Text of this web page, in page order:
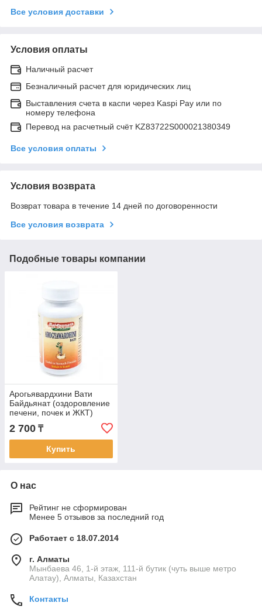
Все условия доставки
Условия оплаты
Наличный расчет
Безналичный расчет для юридических лиц
Выставления счета в каспи через Kaspi Pay или по
номеру телефона
Перевод на расчетный счёт KZ83722S000021380349
Все условия оплаты
Условия возврата
Возврат товара в течение 14 дней по договоренности
Все условия возврата
Подобные товары компании
Арогьявардхини Вати
Байдьянат (оздоровление
печени, почек и ЖКТ)
Arogyawardhini Bati
Baidyanath
2 700 ₸
Купить
О нас
Рейтинг не сформирован
Менее 5 отзывов за последний год
Работает с 18.07.2014
г. Алматы
Мынбаева 46, 1-й этаж, 111-й бутик (чуть выше метро
Алатау), Алматы, Казахстан
Контакты